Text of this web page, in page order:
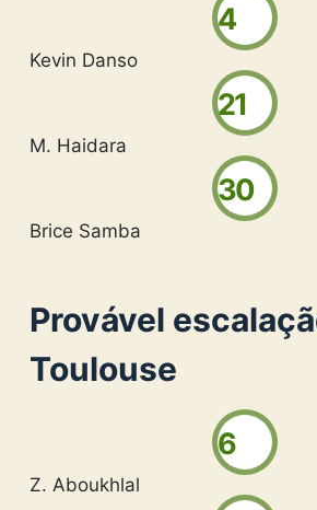
4
Kevin Danso
21
M. Haidara
30
Brice Samba
Provável
Toulouse
6
Z. Aboukhlal